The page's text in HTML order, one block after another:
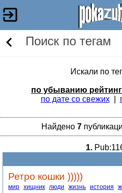
Поиск по тегам
Искали по
по убыванию
по дате со свежих|
Найдено 7
1.
Ретро кошки )))))
мир хищник люди жизнь история